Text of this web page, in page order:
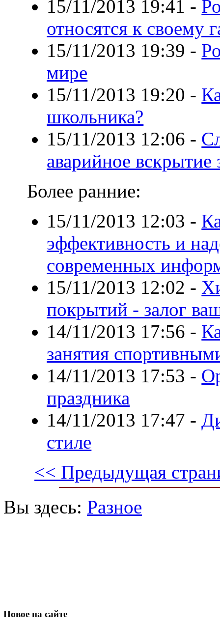
15/11/2013 19:41 -
относятся к своему
15/11/2013 19:39 -
мире
15/11/2013 19:20 -
школьника?
15/11/2013 12:06 -
аварийное
Более ранние:
15/11/2013 12:03 -
эффективность и
современных
15/11/2013 12:02 -
покрытий - залог
14/11/2013 17:56 -
занятия
14/11/2013 17:53 -
праздника
14/11/2013 17:47 -
стиле
<< Предыдущая
Вы здесь: Разное
Новое на сайте